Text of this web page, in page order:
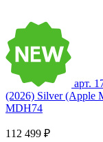
арт.
(2026) Silver (Apple
MDH74
112 499 ₽